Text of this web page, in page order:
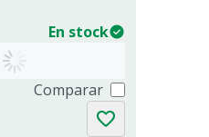
En stock
Comparar